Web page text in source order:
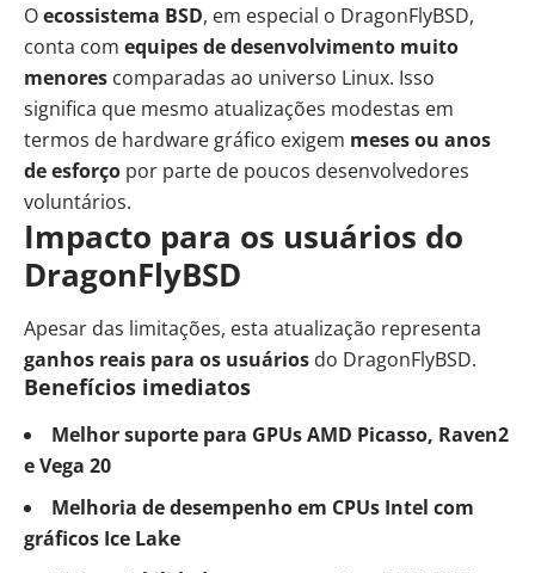
Oecossistema BSD, em especial o DragonFlyBSD,
conta com equipes de desenvolvimento muito
menores comparadas ao universo Linux. Isso
significa que mesmo atualizações modestas em
termos de hardware gráfico exigem meses ou anos
de esforço por parte de poucos desenvolvedores
voluntários.
Impacto para os usuários do
DragonFlyBSD
Apesar das limitações, esta atualização representa
ganhos reais para os usuários do DragonFlyBSD.
Benefícios imediatos
Melhor suporte para GPUs AMD Picasso, Raven2
e Vega 20
Melhoria de desempenho em CPUs Intel com
gráficos Ice Lake